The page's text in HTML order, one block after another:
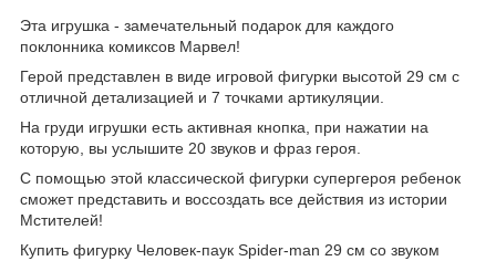
Эта игрушка - замечательный подарок для каждого
поклонника комиксов Марвел!
Герой представлен в виде игровой фигурки высотой 29 см с
отличной детализацией и 7 точками артикуляции.
На груди игрушки есть активная кнопка, при нажатии на
которую, вы услышите 20 звуков и фраз героя.
С помощью этой классической фигурки супергероя ребенок
сможет представить и воссоздать все действия из истории
Мстителей!
Купить фигурку Человек-паук Spider-man 29 см со звуком